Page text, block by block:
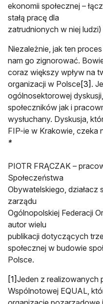
ekonomii społecznej –
stałą pracę dla
zatrudnionych w niej
Niezależnie, jak ten
nam go zignorować.
coraz większy wpływ na
organizacji w Polsce [3] .
ogólnosektorowej
społeczników jak i
wysłuchany. Dyskusja,
FIP-ie w Krakowie, czeka
*
PIOTR FRĄCZAK –
Społeczeństwa
Obywatelskiego, działacz
zarządu
Ogólnopolskiej Federacji
autor wielu
publikacji dotyczących
społecznej w budowie
Polsce.
[1]Jeden z realizowanych
Wspólnotowej EQUAL,